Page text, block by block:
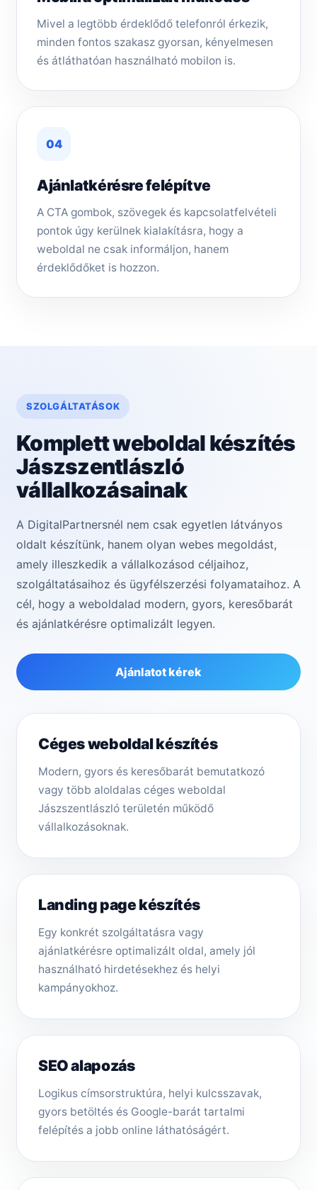
Mivel a legtöbb érdeklődő telefonról érkezik,
minden fontos szakasz gyorsan, kényelmesen
és átláthatóan használható mobilon is.
04
Ajánlatkérésre felépítve
A CTA gombok, szövegek és kapcsolatfelvételi
pontok úgy kerülnek kialakításra, hogy a
weboldal ne csak informáljon, hanem
érdeklődőket is hozzon.
SZOLGÁLTATÁSOK
Komplett weboldal készítés
Jászszentlászló
vállalkozásainak
A DigitalPartnersnél nem csak egyetlen látványos
oldalt készítünk, hanem olyan webes megoldást,
amely illeszkedik a vállalkozásod céljaihoz,
szolgáltatásaihoz és ügyfélszerzési folyamataihoz. A
cél, hogy a weboldalad modern, gyors, keresőbarát
és ajánlatkérésre optimalizált legyen.
Ajánlatot kérek
Céges weboldal készítés
Modern, gyors és keresőbarát bemutatkozó
vagy több aloldalas céges weboldal
Jászszentlászló területén működő
vállalkozásoknak.
Landing page készítés
Egy konkrét szolgáltatásra vagy
ajánlatkérésre optimalizált oldal, amely jól
használható hirdetésekhez és helyi
kampányokhoz.
SEO alapozás
Logikus címsorstruktúra, helyi kulcsszavak,
gyors betöltés és Google-barát tartalmi
felépítés a jobb online láthatóságért.